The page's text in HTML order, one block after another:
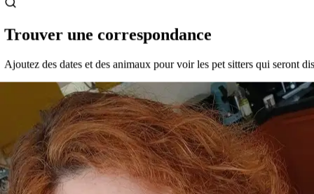
Trouver une correspondance
Ajoutez des dates et des animaux pour voir les pet sitters qui seront